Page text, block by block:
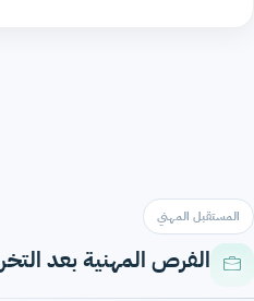
المستقبل المهني
الفرص المهنية بعد